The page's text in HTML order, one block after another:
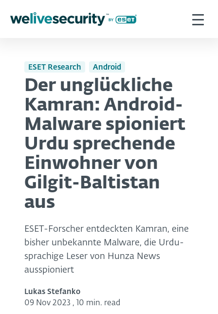
ESET Research Android
Der unglückliche
Kamran: Android-
Malware spioniert
Urdu sprechende
Einwohner von
Gilgit-Baltistan
aus
ESET-Forscher entdeckten Kamran, eine
bisher unbekannte Malware, die Urdu-
sprachige Leser von Hunza News
ausspioniert
Lukas Stefanko
09 Nov 2023 , 10 min. read